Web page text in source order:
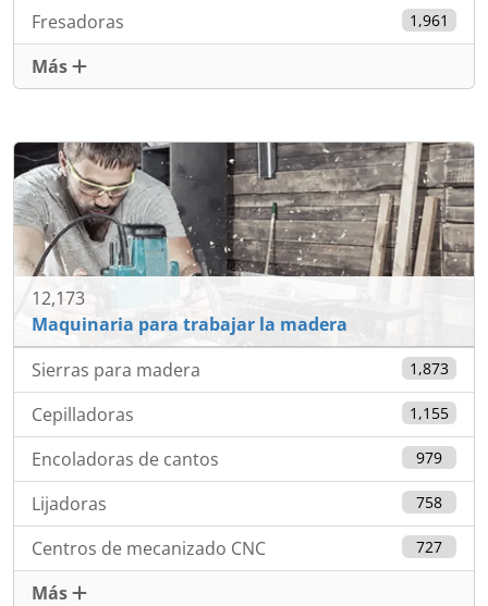
Fresadoras 1,961
Más
12,173
Maquinaria para trabajar la madera
Sierras para madera
1,873
Cepilladoras 1,155
Encoladoras de cantos 979
Lijadoras 758
Centros de mecanizado CNC 727
Más